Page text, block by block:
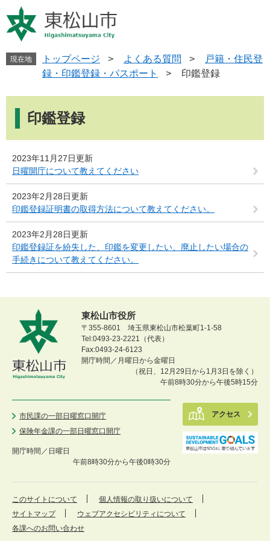
ー
ジ
す
ニ
ュ
し
現在地 トップページ > よくある質問 >
戸籍・住民登
録・印鑑登録・パスポート
> 印鑑登録
印鑑登録
2023年11月27日更新
日曜開庁について教えてください
2023年2月28日更新
印鑑登録証明書の取得方法について教えてください。
2023年2月28日更新
印鑑登録証を紛失した、印鑑を変更したい、廃止したい場合の
手続きについて教えてください。
東松山市役所
〒355-8601 埼玉県東松山市松葉町1-1-58
Tel:0493-23-2221（代表）
Fax:0493-24-6123
開庁時間／月曜日から金曜日
（祝日、12月29日から1月3日を除く）
午前8時30分から午後5時15分
市民課の一部日曜窓口開庁
保険年金課の一部日曜窓口開庁
開庁時間／ 日曜日
午前8時30分から午後0時30分
アクセス
このサイトについて
個人情報の取り扱いについて
サイトマップ
ウェブアクセシビリティについて
各課へのお問い合わせ